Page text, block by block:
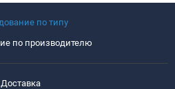
по типу
по производителю
Доставка